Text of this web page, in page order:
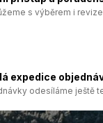
y
s
u
s výběrem i
expedice
odesíláme ještě